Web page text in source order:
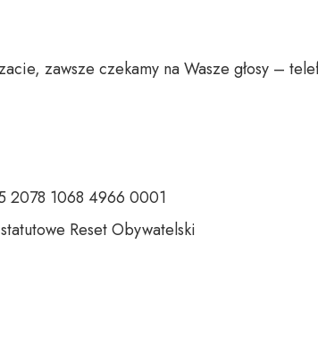
zawsze czekamy na Wasze głosy –
2078 1068 4966 0001
Reset Obywatelski